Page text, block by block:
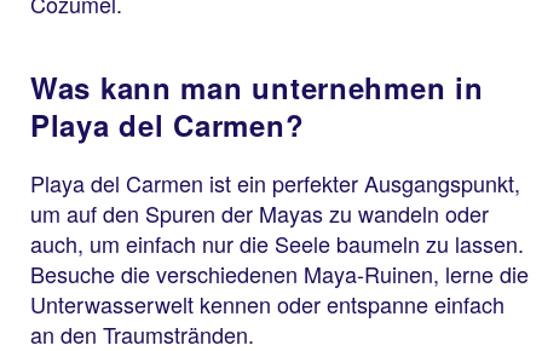
Was kann man unternehmen in
Playa del Carmen?
Playa del Carmen ist ein perfekter Ausgangspunkt,
um auf den Spuren der Mayas zu wandeln oder
auch, um einfach nur die Seele baumeln zu lassen.
Besuche die verschiedenen Maya-Ruinen, lerne die
Unterwasserwelt kennen oder entspanne einfach
an den Traumstränden.